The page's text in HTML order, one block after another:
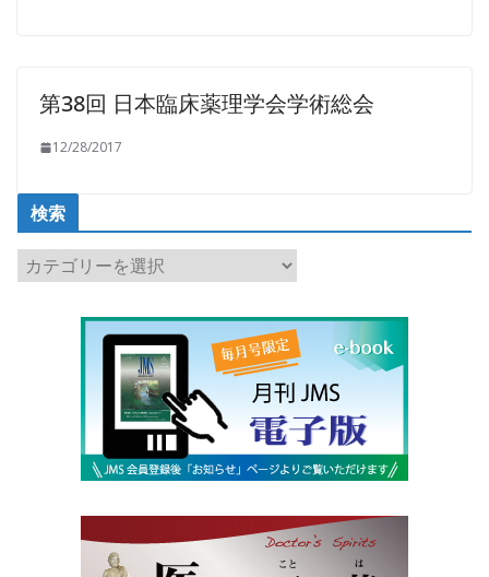
第38回 日本臨床薬理学会学術総会
12/28/2017
検索
検
索